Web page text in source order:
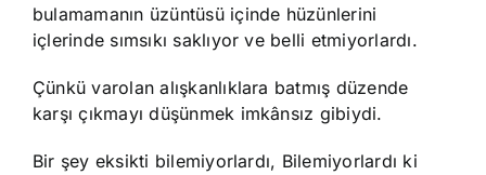
bulamamanın üzüntüsü içinde hüzünlerini
içlerinde sımsıkı saklıyor ve belli etmiyorlardı.
Çünkü varolan alışkanlıklara batmış düzende
karşı çıkmayı düşünmek imkânsız gibiydi.
Bir şey eksikti bilemiyorlardı, Bilemiyorlardı ki